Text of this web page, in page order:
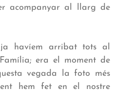
acompanyar al llarg de
havíem arribat tots al
era el moment de
vegada la foto més
hem fet en el nostre